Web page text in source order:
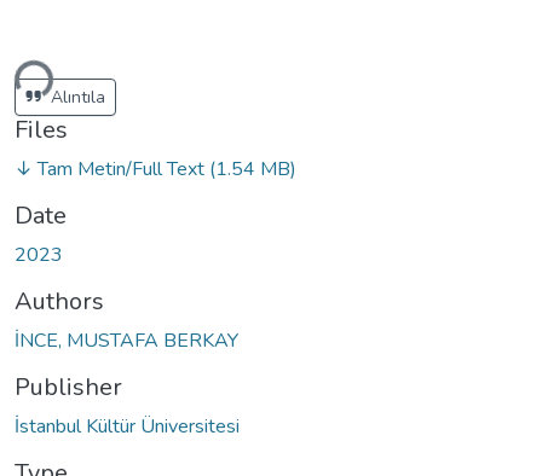
Alıntıla
Files
↓ Tam Metin/Full Text (1.54 MB)
Date
2023
Authors
İNCE, MUSTAFA BERKAY
Publisher
İstanbul Kültür Üniversitesi